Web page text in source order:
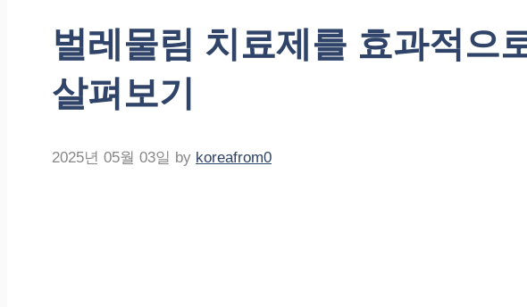
벌레물림 치료제를 효과적으
살펴보기
2025년 05월 03일 by koreafrom0